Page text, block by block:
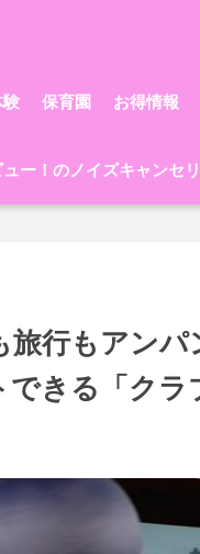
験 保育園 お得情報
ー！のノイズキャンセ
旅行もアン
できる「クラ